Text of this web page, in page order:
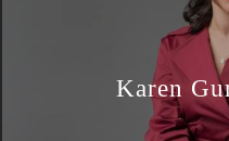
Karen